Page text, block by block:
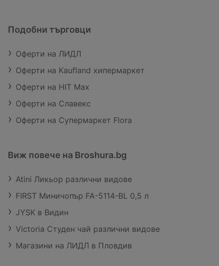
Подобни търговци
Оферти на ЛИДЛ
Оферти на Kaufland хипермаркет
Оферти на HIT Max
Оферти на Славекс
Оферти на Супермаркет Flora
Виж повече на Broshura.bg
Atini Ликьор различни видове
FIRST Миничопър FA-5114-BL 0,5 л
JYSK в Видин
Victoria Студен чай различни видове
Магазини на ЛИДЛ в Пловдив